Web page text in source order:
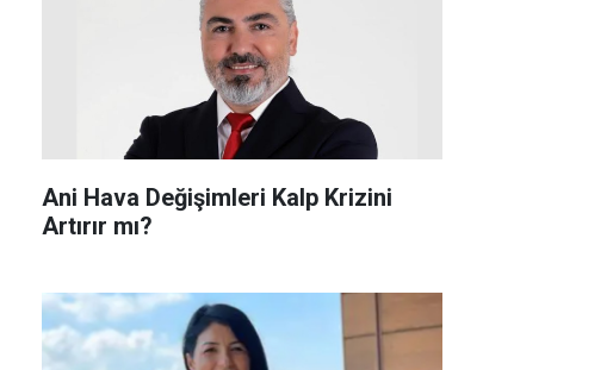
Ani Hava Değişimleri Kalp Krizini
Artırır mı?